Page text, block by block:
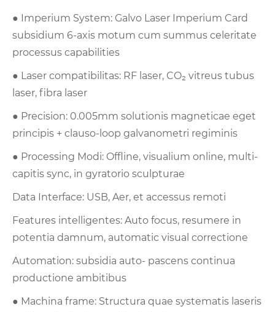
● Imperium System: Galvo Laser Imperium Card
subsidium 6-axis motum cum summus celeritate
processus capabilities
● Laser compatibilitas: RF laser, CO₂ vitreus tubus
laser, fibra laser
● Precision: 0.005mm solutionis magneticae eget
principis + clauso-loop galvanometri regiminis
● Processing Modi: Offline, visualium online, multi-
capitis sync, in gyratorio sculpturae
Data Interface: USB, Aer, et accessus remoti
Features intelligentes: Auto focus, resumere in
potentia damnum, automatic visual correctione
Automation: subsidia auto- pascens continua
productione ambitibus
● Machina frame: Structura quae systematis laseris